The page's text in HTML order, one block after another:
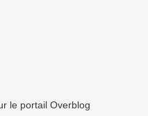
le portail Overblog